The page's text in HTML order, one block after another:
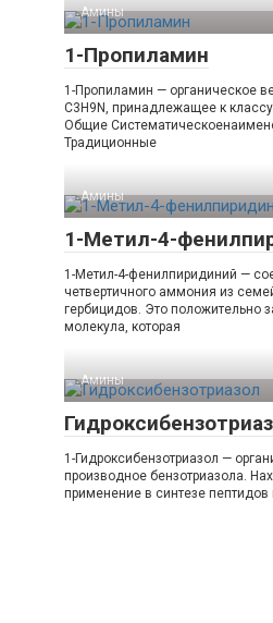
Амины‎
1-Пропиламин
1-Пропиламин — органическое
C3H9N, принадлежащее к
Общие
Традиционные
Амины‎
1-Метил-4-
1-Метил-4-фенилпиридиний —
четвертичного аммония из
гербицидов. Это положительно
молекула, которая
Амины‎
1-Гидроксибензотриазол —
производное бензотриазола.
применение в синтезе пептидов